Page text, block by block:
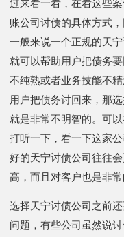
过来看一看，在看这些
账公司讨债的具体方式
一般来说一个正规的天
就可以帮助用户把债务
不纯熟或者业务技能不
用户把债务讨回来，那
就是非常不明智的。可
打听一下，看一下这家
好的天宁讨债公司往往
高，而且对客户也是非常
选择天宁讨债公司之前
问题，有些公司虽然说